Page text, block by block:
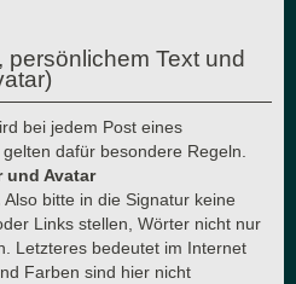
Text und
bei jedem Post eines
dafür besondere Regeln.
und Avatar
Also bitte in die Signatur keine
Links stellen, Wörter nicht nur
Letzteres bedeutet im Internet
Farben sind hier nicht